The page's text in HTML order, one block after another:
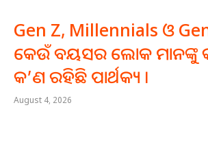
Gen Z, Millennials ଓ
କେଉଁ ବୟସର ଲୋକ ମାନଙ୍କୁ
କ’ଣ ରହିଛି ପାର୍ଥକ୍ୟ ।
August 4, 2026